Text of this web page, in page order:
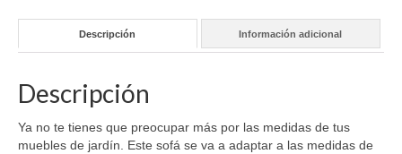
Descripción Información adicional
Descripción
Ya no te tienes que preocupar más por las medidas de tus
muebles de jardín. Este sofá se va a adaptar a las medidas de